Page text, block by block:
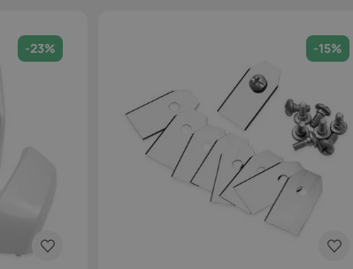
-23% -15%